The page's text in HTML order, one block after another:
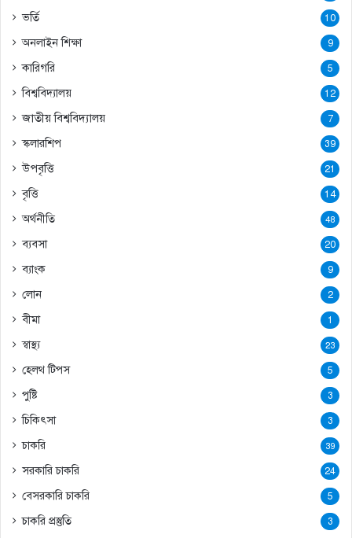
ভর্তি 10
অনলাইন শিক্ষা 9
কারিগরি 5
বিশ্ববিদ্যালয় 12
জাতীয় বিশ্ববিদ্যালয় 7
স্কলারশিপ 39
উপবৃত্তি 21
বৃত্তি 14
অর্থনীতি 48
ব্যবসা 20
ব্যাংক 9
লোন 2
বীমা 1
স্বাস্থ্য 23
হেলথ টিপস 5
পুষ্টি 3
চিকিৎসা 3
চাকরি 39
সরকারি চাকরি 24
বেসরকারি চাকরি 5
চাকরি প্রস্তুতি 3